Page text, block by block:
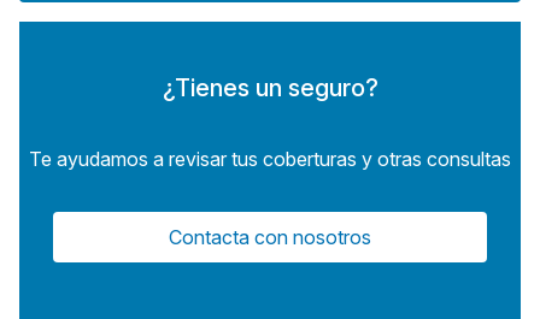
¿Tienes un seguro?
Te ayudamos a revisar tus coberturas y otras consultas
Contacta con nosotros